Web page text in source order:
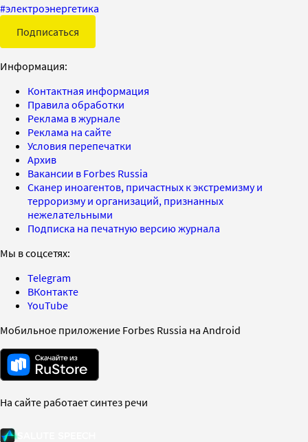
#электроэнергетика
Подписаться
Информация:
Контактная информация
Правила обработки
Реклама в журнале
Реклама на сайте
Условия перепечатки
Архив
Вакансии в Forbes Russia
Сканер иноагентов, причастных к экстремизму и
терроризму и организаций, признанных
нежелательными
Подписка на печатную версию журнала
Мы в соцсетях:
Telegram
ВКонтакте
YouTube
Мобильное приложение Forbes Russia на Android
На сайте работает синтез речи